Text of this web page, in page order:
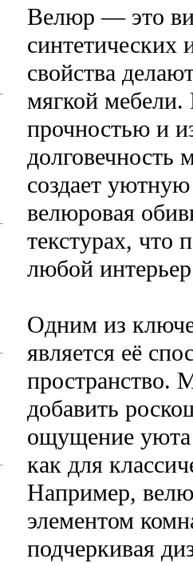
Велюр — это
синтетических
свойства
мягкой мебели.
прочностью и
создает
велюровая
текстурах, что
любой
Одним из
является её
пространство.
добавить
ощущение уюта
как для
Например,
элементом
подчеркивая